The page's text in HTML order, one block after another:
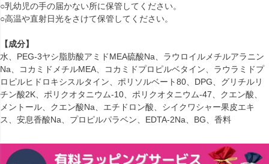
○乳幼児の手の届かない所に保管してください。
○高温や直射日光をさけて保管してください。
【成分】
水、PEG-3ヤシ脂肪酸アミドMEA硫酸Na、ラウロイルメチルアラニン
Na、コカミドメチルMEA、コカミドプロピルベタイン、ラウラミドプ
ロピルヒドロキシスルタイン、ポリソルベート80、DPG、グリチルリ
チン酸2K、ポリクオタニウム-10、ポリクオタニウム-47、クエン酸、
メントール、クエン酸Na、エチドロン酸、シイクワシャー果皮エキ
ス、安息香酸Na、プロピルパラベン、EDTA-2Na、BG、香料